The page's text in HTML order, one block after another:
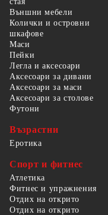
Външни мебели
Колички и островни
шкафове
Маси
Пейки
Легла и аксесоари
Аксесоари за дивани
Аксесоари за маси
Аксесоари за столове
Футони
Възрастни
Еротика
Спорт и фитнес
Атлетика
Фитнес и упражнения
Отдих на открито
Отдих на открито